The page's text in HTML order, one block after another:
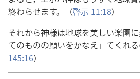
終わらせます。（啓示 11:18）
それから神様は地球を美しい楽園に
てのものの願いをかなえ」てくれ
145:16）